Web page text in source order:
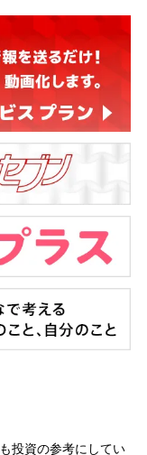
投資の参考にしてい